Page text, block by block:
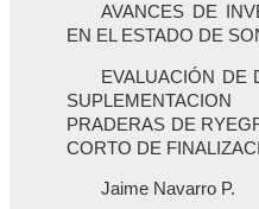
AVANCES DE
EN EL ESTADO DE
EVALUACIÓN DE
PRADERAS DE
CORTO DE
Jaime Navarro P.